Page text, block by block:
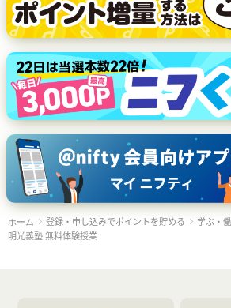
ホーム 登録・申し込みでポイントを貯める 学ぶ・
明光義塾 無料体験授業